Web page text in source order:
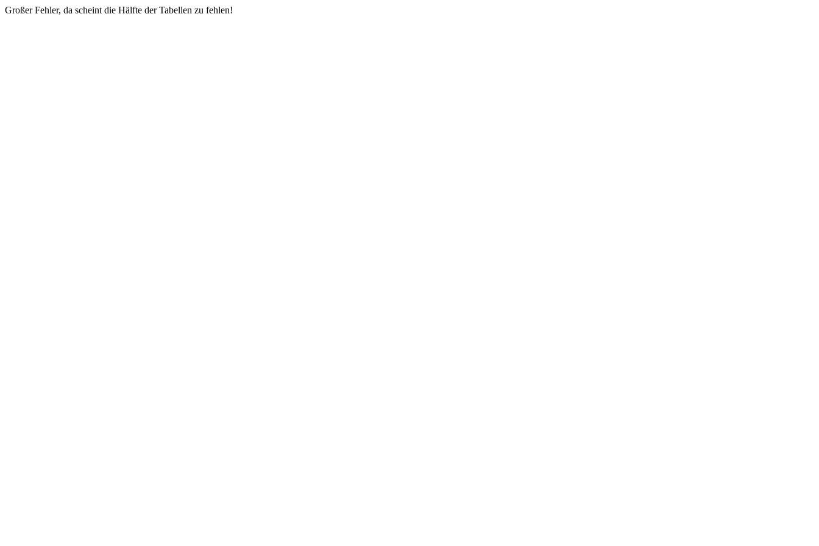
Großer Fehler, da scheint die Hälfte der Tabellen zu fehlen!